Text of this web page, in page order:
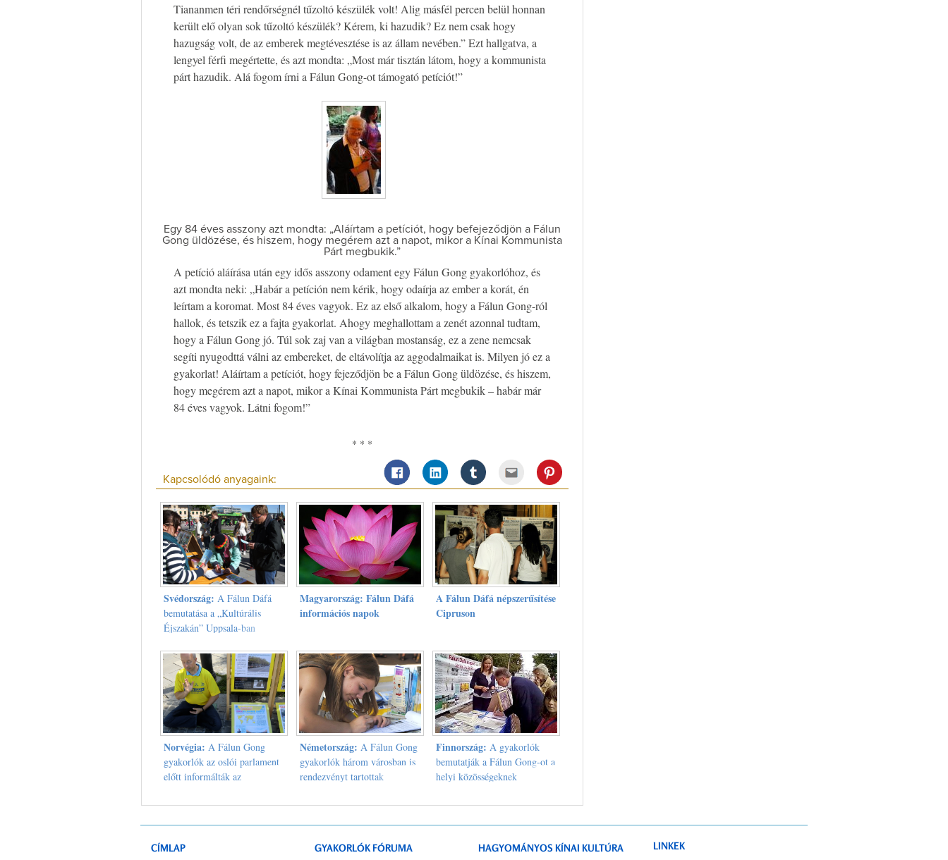
Tiananmen téri rendőrségnél tűzoltó készülék volt! Alig másfél percen belül honnan
került elő olyan sok tűzoltó készülék? Kérem, ki hazudik? Ez nem csak hogy
hazugság volt, de az emberek megtévesztése is az állam nevében.” Ezt hallgatva, a
lengyel férfi megértette, és azt mondta: „Most már tisztán látom, hogy a kommunista
párt hazudik. Alá fogom írni a Fálun Gong-ot támogató petíciót!”
Egy 84 éves asszony azt mondta: „Aláírtam a petíciót, hogy befejeződjön a Fálun
Gong üldözése, és hiszem, hogy megérem azt a napot, mikor a Kínai Kommunista
Párt megbukik.”
A petíció aláírása után egy idős asszony odament egy Fálun Gong gyakorlóhoz, és
azt mondta neki: „Habár a petíción nem kérik, hogy odaírja az ember a korát, én
leírtam a koromat. Most 84 éves vagyok. Ez az első alkalom, hogy a Fálun Gong-ról
hallok, és tetszik ez a fajta gyakorlat. Ahogy meghallottam a zenét azonnal tudtam,
hogy a Fálun Gong jó. Túl sok zaj van a világban mostanság, ez a zene nemcsak
segíti nyugodttá válni az embereket, de eltávolítja az aggodalmaikat is. Milyen jó ez a
gyakorlat! Aláírtam a petíciót, hogy fejeződjön be a Fálun Gong üldözése, és hiszem,
hogy megérem azt a napot, mikor a Kínai Kommunista Párt megbukik – habár már
84 éves vagyok. Látni fogom!”
* * *
Kapcsolódó anyagaink:
Svédország: A Fálun Dáfá
bemutatása a „Kultúrális
Éjszakán” Uppsala-ban
Magyarország: Fálun Dáfá
információs napok
A Fálun Dáfá népszerűsítése
Cipruson
Norvégia: A Fálun Gong
gyakorlók az oslói parlament
előtt informálták az
üldözésről
Németország: A Fálun Gong
gyakorlók három városban is
rendezvényt tartottak
Finnország: A gyakorlók
bemutatják a Fálun Gong-ot a
helyi közösségeknek
CÍMLAP GYAKORLÓK FÓRUMA HAGYOMÁNYOS KÍNAI KULTÚRA LINKEK